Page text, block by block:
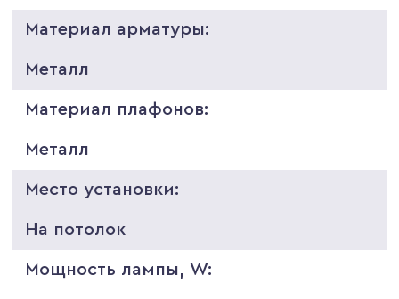
Материал арматуры:
Металл
Материал плафонов:
Металл
Место установки:
На потолок
Мощность лампы, W: